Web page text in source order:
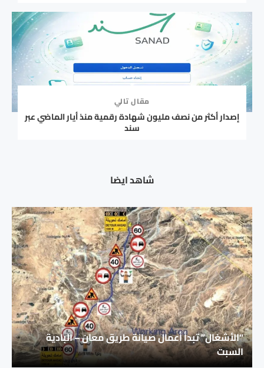
مقال تالي
إصدار أكثر من نصف مليون شهادة رقمية منذ أيار الماضي عبر
سند
شاهد ايضا
“الأشغال” تبدأ أعمال صيانة طريق معان – البادية
السبت